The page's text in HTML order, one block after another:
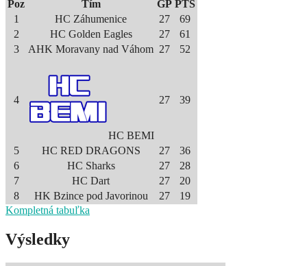
Poz Tím GP PTS
1
HC Záhumenice 27
69
2
HC Golden Eagles 27
61
3
AHK Moravany nad Váhom 27 52
4
HC BEMI
27 39
5 HC RED DRAGONS 27
36
6
HC Sharks 27
28
7
HC Dart 27
20
8
HK Bzince pod Javorinou 27
19
Kompletná tabuľka
Výsledky